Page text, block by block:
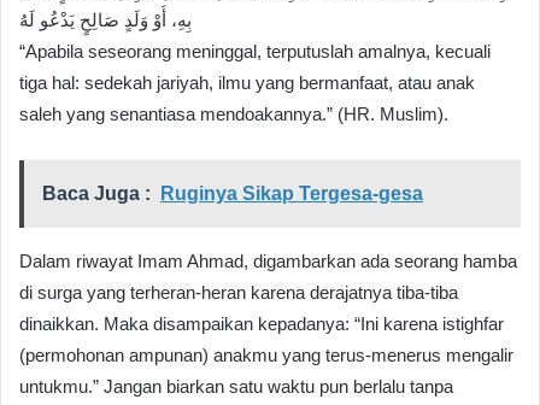
بِهِ، أَوْ وَلَدٍ صَالِحٍ يَدْعُو لَهُ
“Apabila seseorang meninggal, terputuslah amalnya, kecuali
tiga hal: sedekah jariyah, ilmu yang bermanfaat, atau anak
saleh yang senantiasa mendoakannya.” (HR. Muslim).
Baca Juga : Ruginya Sikap Tergesa-gesa
Dalam riwayat Imam Ahmad, digambarkan ada seorang hamba
di surga yang terheran-heran karena derajatnya tiba-tiba
dinaikkan. Maka disampaikan kepadanya: “Ini karena istighfar
(permohonan ampunan) anakmu yang terus-menerus mengalir
untukmu.” Jangan biarkan satu waktu pun berlalu tanpa